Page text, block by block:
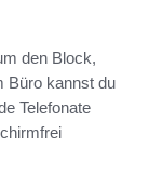
den Block,
Büro kannst du
Telefonate